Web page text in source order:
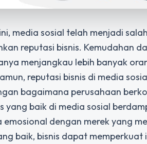
media sosial telah menjadi
reputasi bisnis. Kemudahan
menjangkau lebih banyak
reputasi bisnis di media
bagaimana perusahaan
yang baik di media sosial
dengan merek yang
baik, bisnis dapat